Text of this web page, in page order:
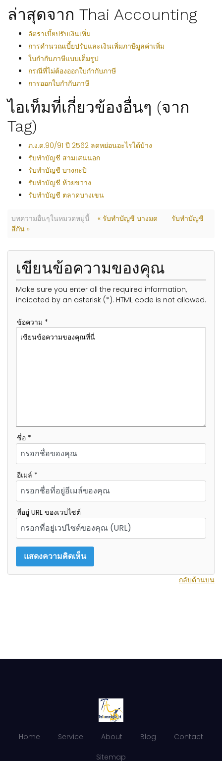
ล่าสุดจาก Thai Accounting
อัตราเบี้ยปรับเงินเพิ่ม
การคำนวณเบี้ยปรับและเงินเพิ่มภาษีมูลค่าเพิ่ม
ใบกำกับภาษีแบบเต็มรูป
กรณีที่ไม่ต้องออกใบกำกับภาษี
การออกใบกำกับภาษี
ไอเท็มที่เกี่ยวข้องอื่นๆ (จาก
Tag)
ภ.ง.ด.90/91 ปี 2562 ลดหย่อนอะไรได้บ้าง
รับทำบัญชี สามเสนนอก
รับทำบัญชี บางกะปิ
รับทำบัญชี ห้วยขวาง
รับทำบัญชี ตลาดบางเขน
บทความอื่นๆในหมวดหมู่นี้ « รับทำบัญชี บางมด
รับทำบัญชี
สีกัน »
เขียนข้อความของคุณ
Make sure you enter all the required information,
indicated by an asterisk (*). HTML code is not allowed.
ข้อความ *
ชื่อ *
อีเมล์ *
ที่อยู่ URL ของเวปไซต์
กลับด้านบน
Home Service About Blog Contact
Sitemap